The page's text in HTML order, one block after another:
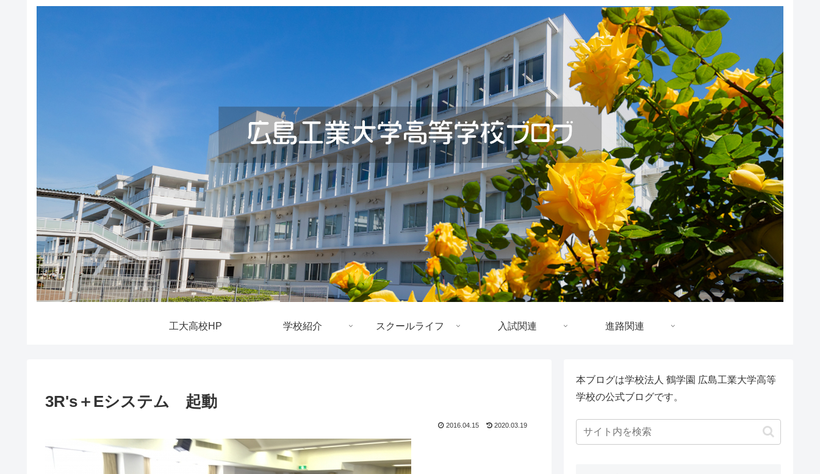
工大高校HP 学校紹介 スクールライフ 入試関連 進路関連
3R's＋Eシステム 起動
2016.04.15 2020.03.19
本ブログは学校法人 鶴学園 広島工業大学高等
学校の公式ブログです。